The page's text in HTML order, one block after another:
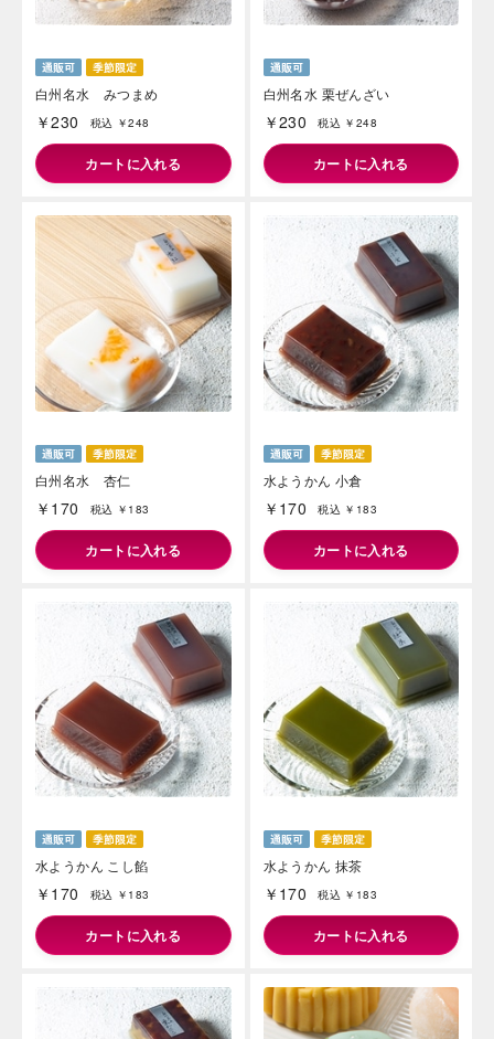
白州名水 みつまめ
￥230 税込 ￥248
カートに入れる
白州名水 栗ぜんざい
￥230 税込 ￥248
カートに入れる
白州名水 杏仁
￥170 税込 ￥183
カートに入れる
水ようかん 小倉
￥170 税込 ￥183
カートに入れる
水ようかん こし餡
￥170 税込 ￥183
カートに入れる
水ようかん 抹茶
￥170 税込 ￥183
カートに入れる
岳や末広がりを意味す
つ時」という意味を込
。雄大な八ヶ岳山麓の自
る、こだわりのスイー
さい。
海外 Overseas shops
Indonesia
Singapore
Malaysia
Hong Kong
UAE
Thailand
Vietnam